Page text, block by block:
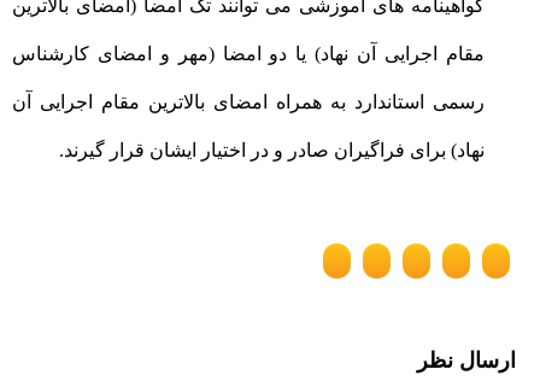
گواهینامه های آموزشی می توانند تک امضا (امضای بالاترین
مقام اجرایی آن نهاد) یا دو امضا (مهر و امضای کارشناس
رسمی استاندارد به همراه امضای بالاترین مقام اجرایی آن
نهاد) برای فراگیران صادر و در اختیار ایشان قرار گیرند.
ارسال نظر